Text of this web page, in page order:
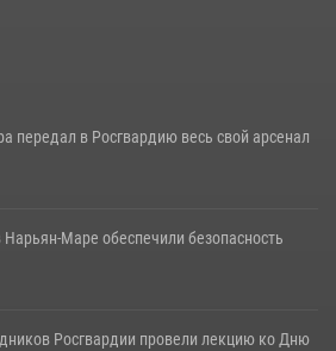
передал в Росгвардию весь свой арсенал
Маре обеспечили безопасность
Росгвардии провели лекцию ко Дню